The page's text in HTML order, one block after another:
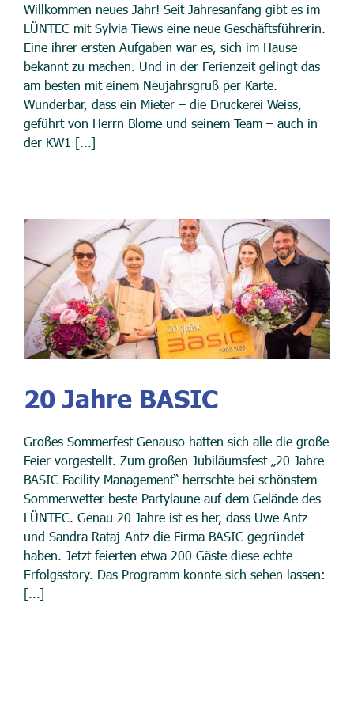
Willkommen neues Jahr! Seit Jahresanfang gibt es im
LÜNTEC mit Sylvia Tiews eine neue Geschäftsführerin.
Eine ihrer ersten Aufgaben war es, sich im Hause
bekannt zu machen. Und in der Ferienzeit gelingt das
am besten mit einem Neujahrsgruß per Karte.
Wunderbar, dass ein Mieter – die Druckerei Weiss,
geführt von Herrn Blome und seinem Team – auch in
der KW1 [...]
20 Jahre BASIC
Großes Sommerfest Genauso hatten sich alle die große
Feier vorgestellt. Zum großen Jubiläumsfest „20 Jahre
BASIC Facility Management“ herrschte bei schönstem
Sommerwetter beste Partylaune auf dem Gelände des
LÜNTEC. Genau 20 Jahre ist es her, dass Uwe Antz
und Sandra Rataj-Antz die Firma BASIC gegründet
haben. Jetzt feierten etwa 200 Gäste diese echte
Erfolgsstory. Das Programm konnte sich sehen lassen:
[...]